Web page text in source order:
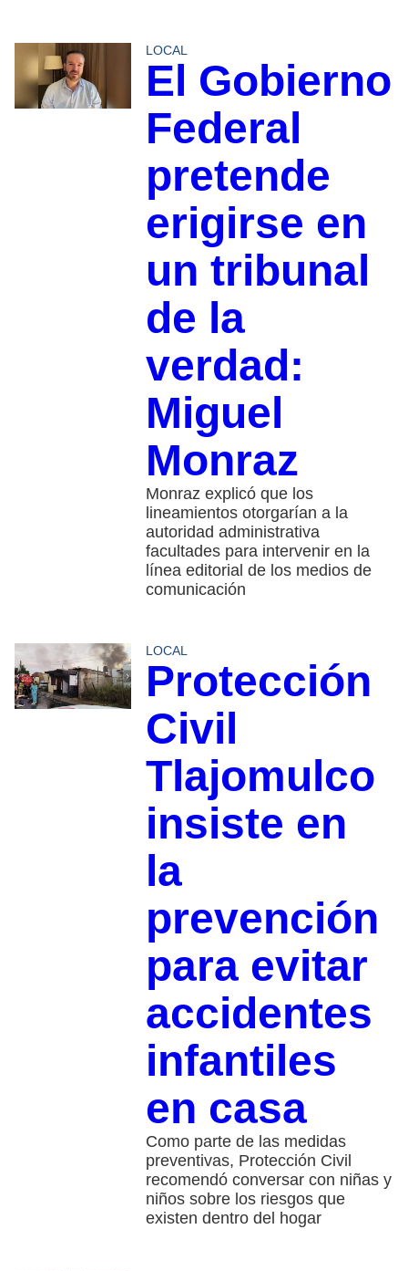
LOCAL
El Gobierno
Federal
pretende
erigirse en
un tribunal
de la
verdad:
Miguel
Monraz
Monraz explicó que los
lineamientos otorgarían a la
autoridad administrativa
facultades para intervenir en la
línea editorial de los medios de
comunicación
LOCAL
Protección
Civil
Tlajomulco
insiste en
la
prevención
para evitar
accidentes
infantiles
en casa
Como parte de las medidas
preventivas, Protección Civil
recomendó conversar con niñas y
niños sobre los riesgos que
existen dentro del hogar